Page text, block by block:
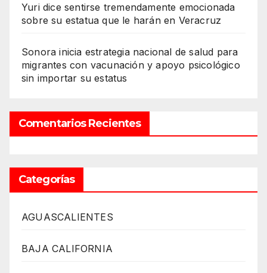
Yuri dice sentirse tremendamente emocionada
sobre su estatua que le harán en Veracruz
Sonora inicia estrategia nacional de salud para
migrantes con vacunación y apoyo psicológico
sin importar su estatus
Comentarios Recientes
Categorías
AGUASCALIENTES
BAJA CALIFORNIA